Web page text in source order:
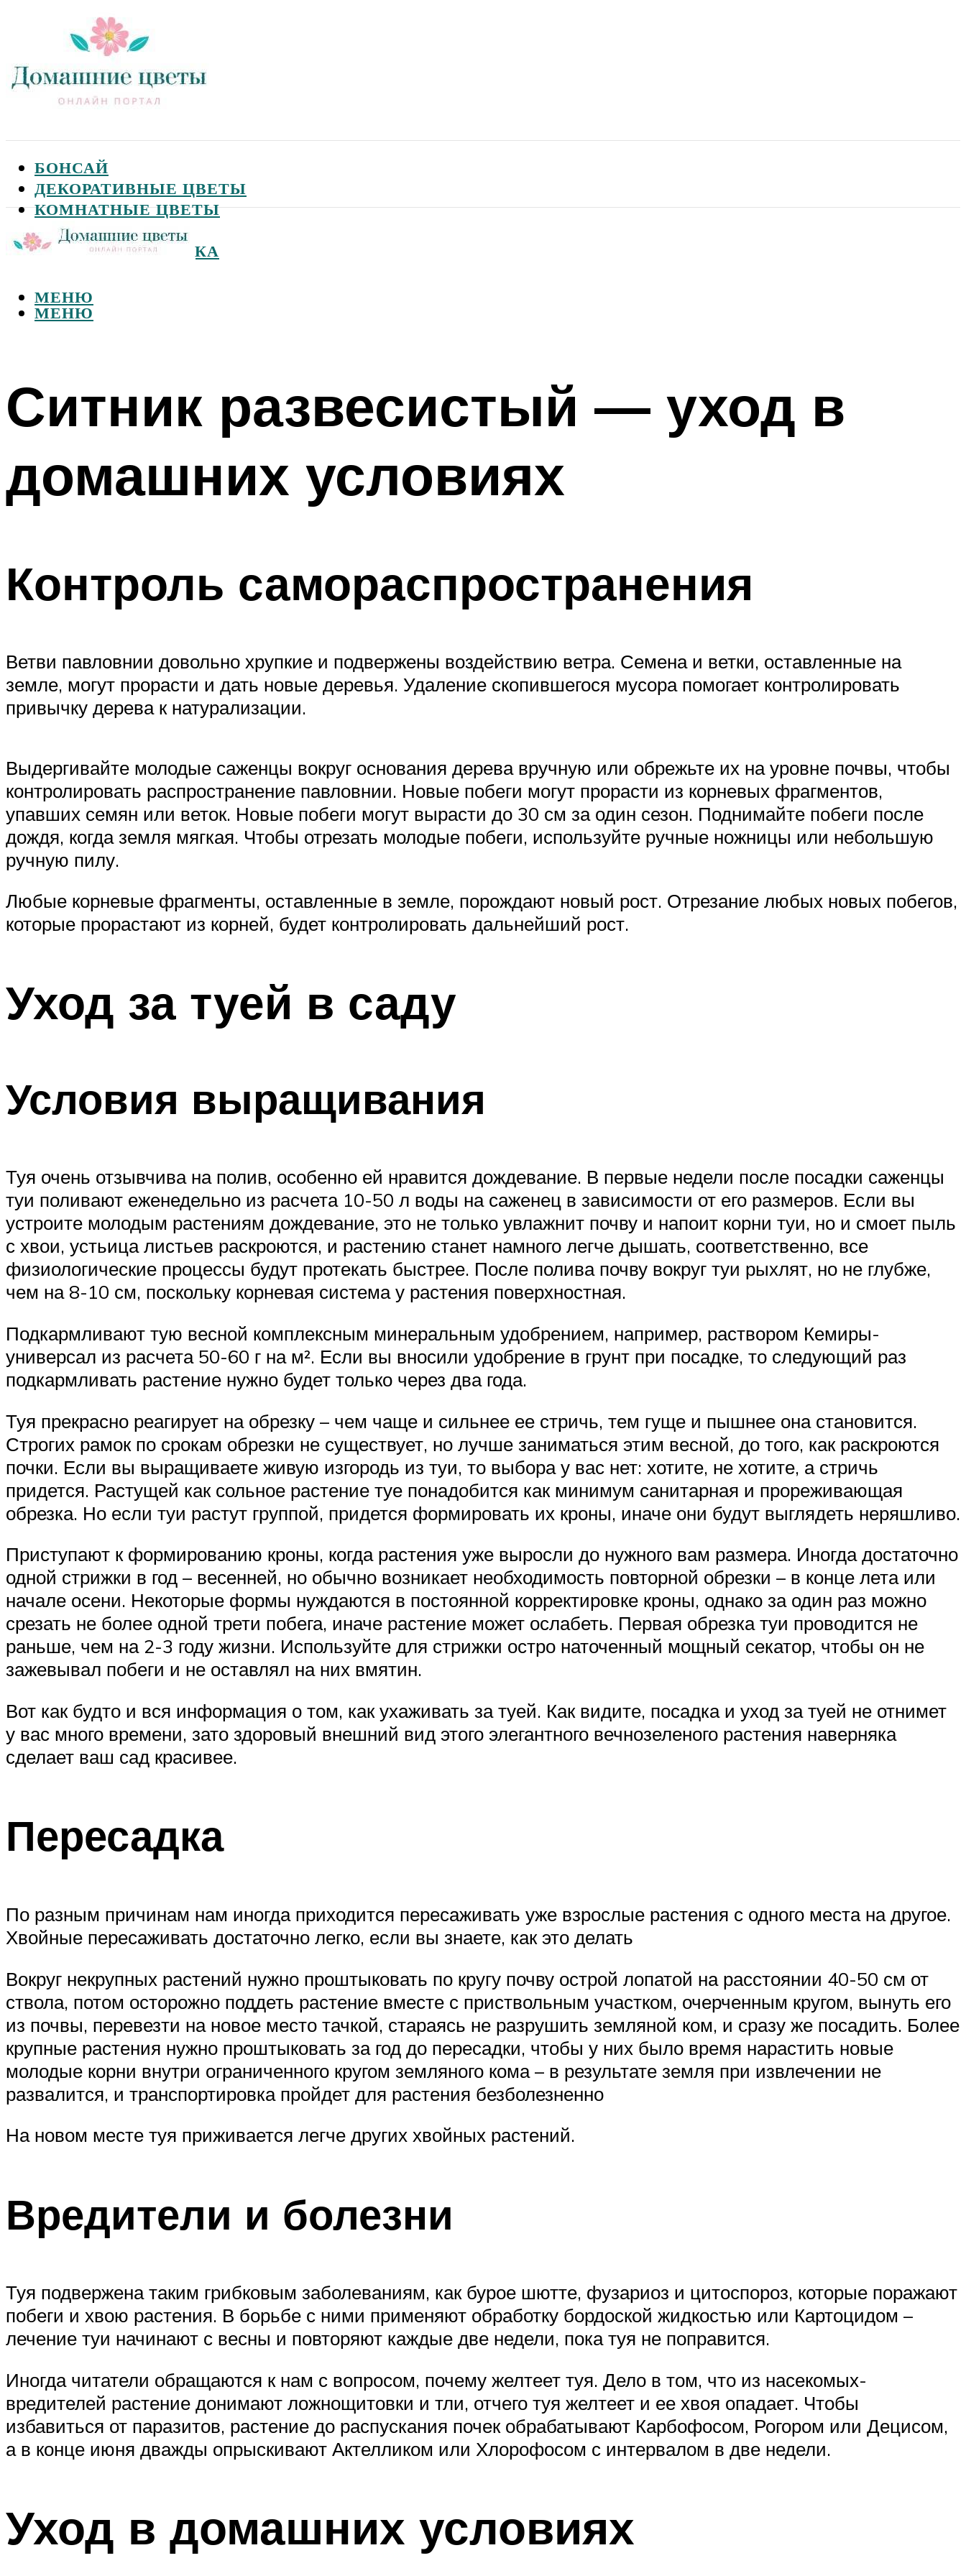
БОНСАЙ
ДЕКОРАТИВНЫЕ ЦВЕТЫ
КОМНАТНЫЕ ЦВЕТЫ
САДОВЫЕ ЦВЕТЫ
СЕМЕНА И ПОСАДКА
МЕНЮ
МЕНЮ
Ситник развесистый — уход в
домашних условиях
Контроль самораспространения
Ветви павловнии довольно хрупкие и подвержены воздействию ветра. Семена и ветки, оставленные на
земле, могут прорасти и дать новые деревья. Удаление скопившегося мусора помогает контролировать
привычку дерева к натурализации.
Выдергивайте молодые саженцы вокруг основания дерева вручную или обрежьте их на уровне почвы, чтобы
контролировать распространение павловнии. Новые побеги могут прорасти из корневых фрагментов,
упавших семян или веток. Новые побеги могут вырасти до 30 см за один сезон. Поднимайте побеги после
дождя, когда земля мягкая. Чтобы отрезать молодые побеги, используйте ручные ножницы или небольшую
ручную пилу.
Любые корневые фрагменты, оставленные в земле, порождают новый рост. Отрезание любых новых побегов,
которые прорастают из корней, будет контролировать дальнейший рост.
Уход за туей в саду
Условия выращивания
Туя очень отзывчива на полив, особенно ей нравится дождевание. В первые недели после посадки саженцы
туи поливают еженедельно из расчета 10-50 л воды на саженец в зависимости от его размеров. Если вы
устроите молодым растениям дождевание, это не только увлажнит почву и напоит корни туи, но и смоет пыль
с хвои, устьица листьев раскроются, и растению станет намного легче дышать, соответственно, все
физиологические процессы будут протекать быстрее. После полива почву вокруг туи рыхлят, но не глубже,
чем на 8-10 см, поскольку корневая система у растения поверхностная.
Подкармливают тую весной комплексным минеральным удобрением, например, раствором Кемиры-
универсал из расчета 50-60 г на м². Если вы вносили удобрение в грунт при посадке, то следующий раз
подкармливать растение нужно будет только через два года.
Туя прекрасно реагирует на обрезку – чем чаще и сильнее ее стричь, тем гуще и пышнее она становится.
Строгих рамок по срокам обрезки не существует, но лучше заниматься этим весной, до того, как раскроются
почки. Если вы выращиваете живую изгородь из туи, то выбора у вас нет: хотите, не хотите, а стричь
придется. Растущей как сольное растение туе понадобится как минимум санитарная и прореживающая
обрезка. Но если туи растут группой, придется формировать их кроны, иначе они будут выглядеть неряшливо.
Приступают к формированию кроны, когда растения уже выросли до нужного вам размера. Иногда достаточно
одной стрижки в год – весенней, но обычно возникает необходимость повторной обрезки – в конце лета или
начале осени. Некоторые формы нуждаются в постоянной корректировке кроны, однако за один раз можно
срезать не более одной трети побега, иначе растение может ослабеть. Первая обрезка туи проводится не
раньше, чем на 2-3 году жизни. Используйте для стрижки остро наточенный мощный секатор, чтобы он не
зажевывал побеги и не оставлял на них вмятин.
Вот как будто и вся информация о том, как ухаживать за туей. Как видите, посадка и уход за туей не отнимет
у вас много времени, зато здоровый внешний вид этого элегантного вечнозеленого растения наверняка
сделает ваш сад красивее.
Пересадка
По разным причинам нам иногда приходится пересаживать уже взрослые растения с одного места на другое.
Хвойные пересаживать достаточно легко, если вы знаете, как это делать
Вокруг некрупных растений нужно проштыковать по кругу почву острой лопатой на расстоянии 40-50 см от
ствола, потом осторожно поддеть растение вместе с приствольным участком, очерченным кругом, вынуть его
из почвы, перевезти на новое место тачкой, стараясь не разрушить земляной ком, и сразу же посадить. Более
крупные растения нужно проштыковать за год до пересадки, чтобы у них было время нарастить новые
молодые корни внутри ограниченного кругом земляного кома – в результате земля при извлечении не
развалится, и транспортировка пройдет для растения безболезненно
На новом месте туя приживается легче других хвойных растений.
Вредители и болезни
Туя подвержена таким грибковым заболеваниям, как бурое шютте, фузариоз и цитоспороз, которые поражают
побеги и хвою растения. В борьбе с ними применяют обработку бордоской жидкостью или Картоцидом –
лечение туи начинают с весны и повторяют каждые две недели, пока туя не поправится.
Иногда читатели обращаются к нам с вопросом, почему желтеет туя. Дело в том, что из насекомых-
вредителей растение донимают ложнощитовки и тли, отчего туя желтеет и ее хвоя опадает. Чтобы
избавиться от паразитов, растение до распускания почек обрабатывают Карбофосом, Рогором или Децисом,
а в конце июня дважды опрыскивают Актелликом или Хлорофосом с интервалом в две недели.
Уход в домашних условиях